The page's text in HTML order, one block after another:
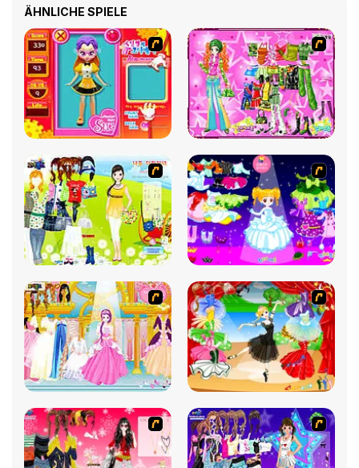
ÄHNLICHE SPIELE